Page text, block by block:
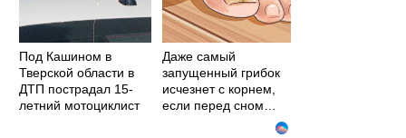
Под Кашином в
Тверской области в
ДТП пострадал 15-
летний мотоциклист
Даже самый
запущенный грибок
исчезнет с корнем,
если перед сном…